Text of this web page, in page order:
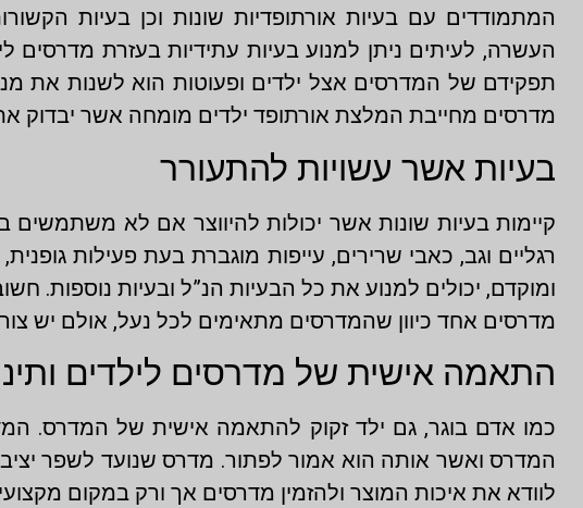
המתמודדים עם בעיות אורתופדיות שונות וכן בעיות
העשרה, לעיתים ניתן למנוע בעיות עתידיות בעזרת מדרסים
תפקידם של המדרסים אצל ילדים ופעוטות הוא לשנות את
מדרסים מחייבת המלצת אורתופד ילדים מומחה אשר יבדוק
בעיות אשר עשויות להתעורר
קיימות בעיות שונות אשר יכולות להיווצר אם לא משתמשים
רגליים וגב, כאבי שרירים, עייפות מוגברת בעת פעילות
ומוקדם, יכולים למנוע את כל הבעיות הנ”ל ובעיות נוספות.
מדרסים אחד כיוון שהמדרסים מתאימים לכל נעל, אולם יש
התאמה אישית של מדרסים לילדים
כמו אדם בוגר, גם ילד זקוק להתאמה אישית של המדרס.
המדרס ואשר אותה הוא אמור לפתור. מדרס שנועד לשפר
לוודא את איכות המוצר ולהזמין מדרסים אך ורק במקום מקצועי